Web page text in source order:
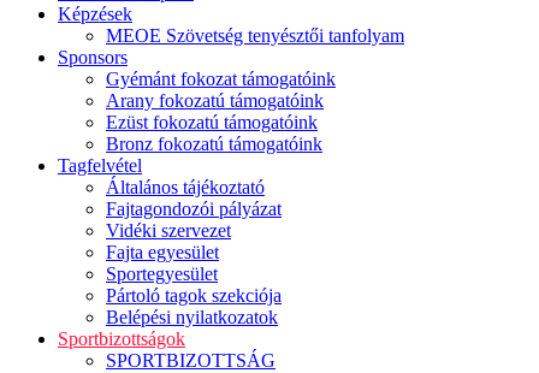
Képzések
MEOE Szövetség tenyésztői tanfolyam
Sponsors
Gyémánt fokozat támogatóink
Arany fokozatú támogatóink
Ezüst fokozatú támogatóink
Bronz fokozatú támogatóink
Tagfelvétel
Általános tájékoztató
Fajtagondozói pályázat
Vidéki szervezet
Fajta egyesület
Sportegyesület
Pártoló tagok szekciója
Belépési nyilatkozatok
Sportbizottságok
SPORTBIZOTTSÁG